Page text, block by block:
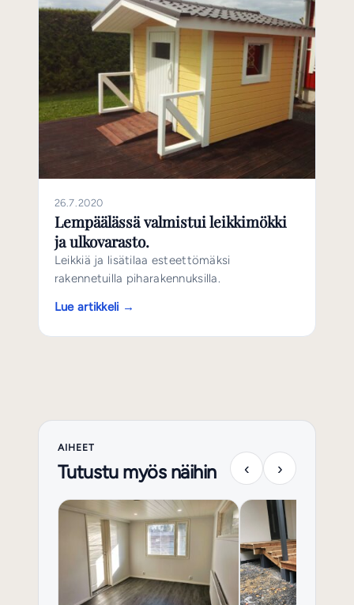
26.7.2020
Lempäälässä valmistui leikkimökki
ja ulkovarasto.
Leikkiä ja lisätilaa esteettömäksi
rakennetuilla piharakennuksilla.
Lue artikkeli →
AIHEET
Tutustu myös näihin ‹ ›